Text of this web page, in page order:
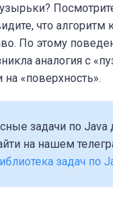
что алгоритм
По этому
аналогия с
«поверхность».
задачи по Java
на нашем
задач по